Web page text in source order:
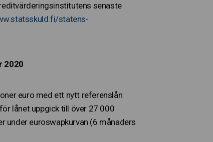
senaste
statens-
2020
euro med ett nytt referenslån
lånet uppgick till över 27 000
under euroswapkurvan (6 månaders